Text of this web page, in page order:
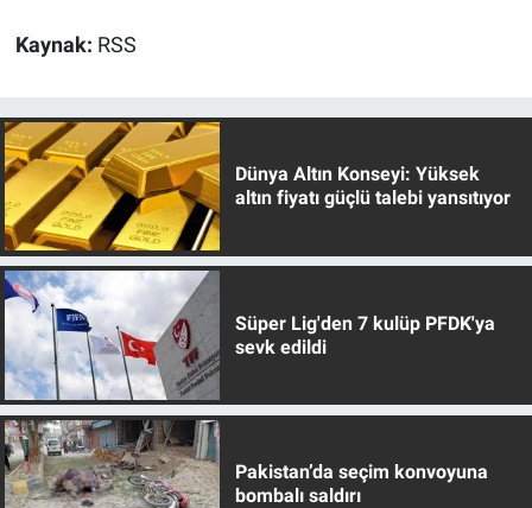
Kaynak: RSS
Dünya Altın Konseyi: Yüksek
altın fiyatı güçlü talebi yansıtıyor
Süper Lig'den 7 kulüp PFDK'ya
sevk edildi
Pakistan’da seçim konvoyuna
bombalı saldırı